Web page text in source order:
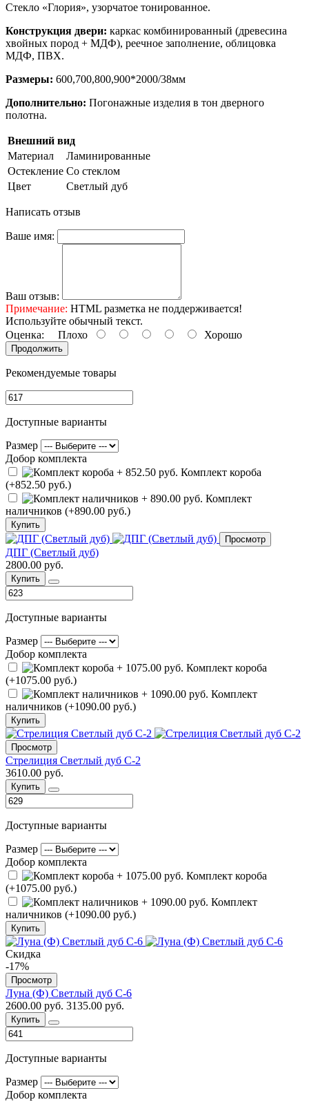
Стекло «Глория», узорчатое тонированное.
Конструкция двери: каркас комбинированный (древесина
хвойных пород + МДФ), реечное заполнение, облицовка
МДФ, ПВХ.
Размеры: 600,700,800,900*2000/38мм
Дополнительно: Погонажные изделия в тон дверного
полотна.
Внешний вид
Материал
Ламинированные
Остекление Со стеклом
Цвет
Светлый дуб
Написать отзыв
Ваше имя:
Ваш отзыв:
Примечание: HTML разметка не поддерживается!
Используйте обычный текст.
Оценка: Плохо Хорошо
Продолжить
Рекомендуемые товары
Доступные варианты
Размер
Добор комплекта
Комплект короба
(+852.50 руб.)
Комплект
наличников (+890.00 руб.)
Купить
Просмотр
ДПГ (Светлый дуб)
2800.00 руб.
Купить
Доступные варианты
Размер
Добор комплекта
Комплект короба
(+1075.00 руб.)
Комплект
наличников (+1090.00 руб.)
Купить
Просмотр
Стрелиция Светлый дуб С-2
3610.00 руб.
Купить
Доступные варианты
Размер
Добор комплекта
Комплект короба
(+1075.00 руб.)
Комплект
наличников (+1090.00 руб.)
Купить
Скидка
-17%
Просмотр
Луна (Ф) Светлый дуб С-6
2600.00 руб. 3135.00 руб.
Купить
Доступные варианты
Размер
Добор комплекта